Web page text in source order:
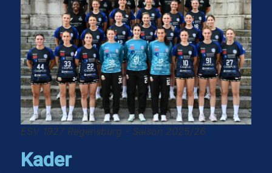
ESV 1927 Regensburg - Saison 2025/26
Kader